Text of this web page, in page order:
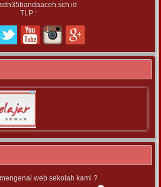
TLP :
web sekolah kami ?